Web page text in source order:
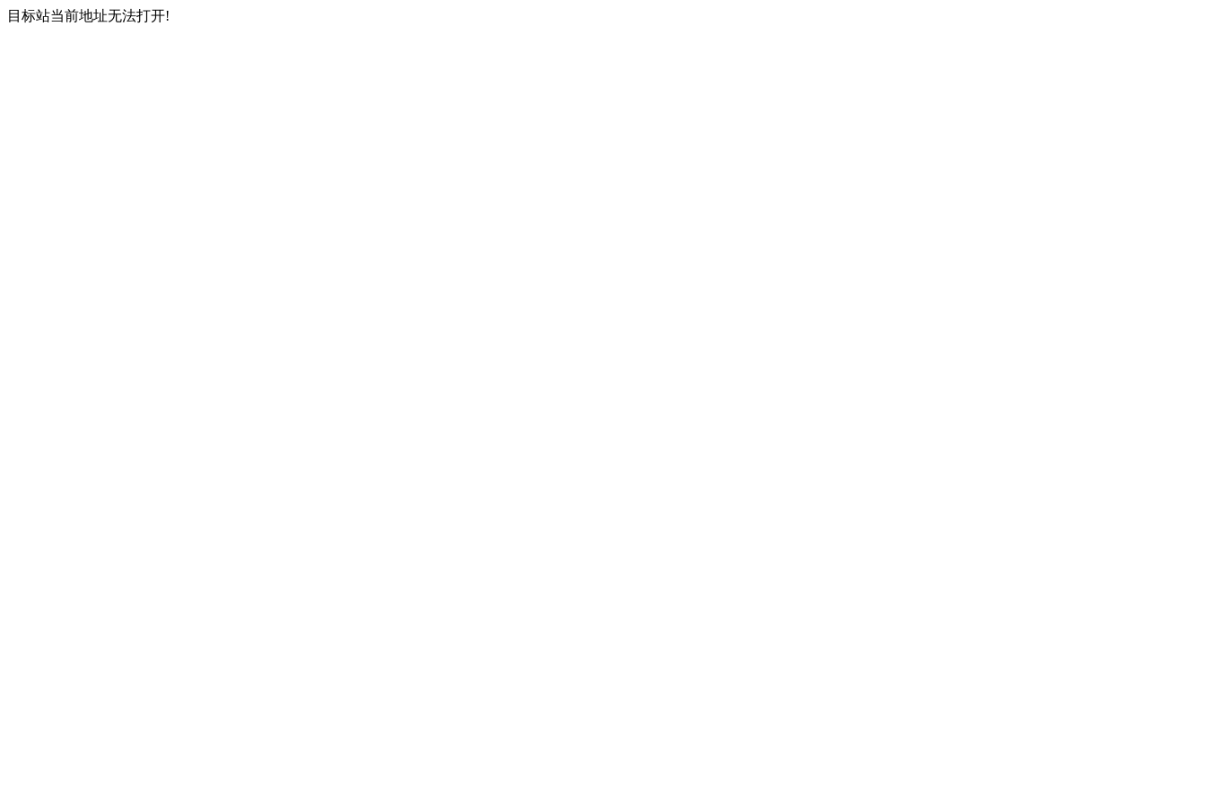
目标站当前地址无法打开!